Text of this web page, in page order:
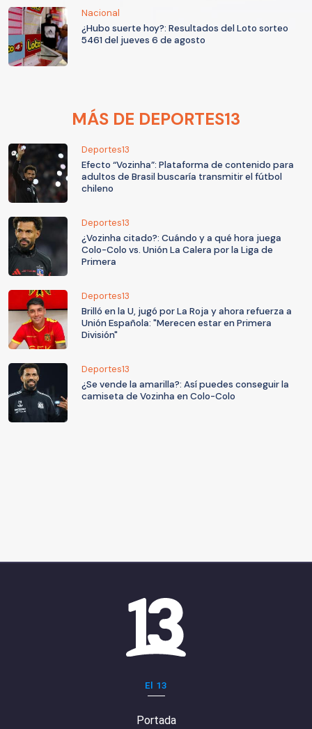
Nacional
¿Hubo suerte hoy?: Resultados del Loto sorteo
5461 del jueves 6 de agosto
MÁS DE DEPORTES13
Deportes13
Efecto “Vozinha”: Plataforma de contenido para
adultos de Brasil buscaría transmitir el fútbol
chileno
Deportes13
¿Vozinha citado?: Cuándo y a qué hora juega
Colo-Colo vs. Unión La Calera por la Liga de
Primera
Deportes13
Brilló en la U, jugó por La Roja y ahora refuerza a
Unión Española: "Merecen estar en Primera
División"
Deportes13
¿Se vende la amarilla?: Así puedes conseguir la
camiseta de Vozinha en Colo-Colo
El 13
Portada